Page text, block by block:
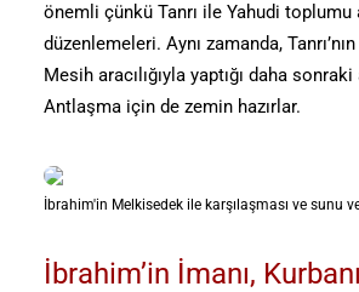
önemli çünkü Tanrı ile Yahudi toplumu
düzenlemeleri. Aynı zamanda,
Mesih aracılığıyla yaptığı daha
Antlaşma için de zemin hazırlar.
İbrahim'in Melkisedek ile karşılaşması ve sunu
İbrahim’in İmanı,